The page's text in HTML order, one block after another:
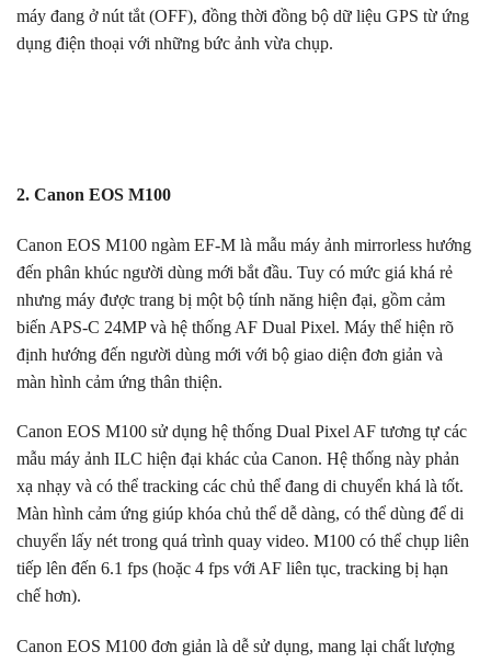
máy đang ở nút tắt (OFF), đồng thời đồng bộ dữ liệu GPS từ ứng
dụng điện thoại với những bức ảnh vừa chụp.
2. Canon EOS M100
Canon EOS M100 ngàm EF-M là mẫu máy ảnh mirrorless hướng
đến phân khúc người dùng mới bắt đầu. Tuy có mức giá khá rẻ
nhưng máy được trang bị một bộ tính năng hiện đại, gồm cảm
biến APS-C 24MP và hệ thống AF Dual Pixel. Máy thể hiện rõ
định hướng đến người dùng mới với bộ giao diện đơn giản và
màn hình cảm ứng thân thiện.
Canon EOS M100 sử dụng hệ thống Dual Pixel AF tương tự các
mẫu máy ảnh ILC hiện đại khác của Canon. Hệ thống này phản
xạ nhạy và có thể tracking các chủ thể đang di chuyển khá là tốt.
Màn hình cảm ứng giúp khóa chủ thể dễ dàng, có thể dùng để di
chuyển lấy nét trong quá trình quay video. M100 có thể chụp liên
tiếp lên đến 6.1 fps (hoặc 4 fps với AF liên tục, tracking bị hạn
chế hơn).
Canon EOS M100 đơn giản là dễ sử dụng, mang lại chất lượng